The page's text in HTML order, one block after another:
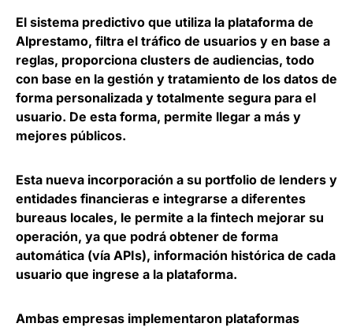
El sistema predictivo que utiliza la plataforma de
Alprestamo, filtra el tráfico de usuarios y en base a
reglas, proporciona clusters de audiencias, todo
con base en la gestión y tratamiento de los datos de
forma personalizada y totalmente segura para el
usuario. De esta forma, permite llegar a más y
mejores públicos.
Esta nueva incorporación a su portfolio de lenders y
entidades financieras e integrarse a diferentes
bureaus locales, le permite a la fintech mejorar su
operación, ya que podrá obtener de forma
automática (vía APIs), información histórica de cada
usuario que ingrese a la plataforma.
Ambas empresas implementaron plataformas